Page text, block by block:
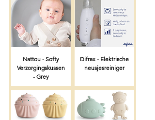
Nattou - Softy
Verzorgingskussen
- Grey
Difrax - Elektrische
neusjesreiniger